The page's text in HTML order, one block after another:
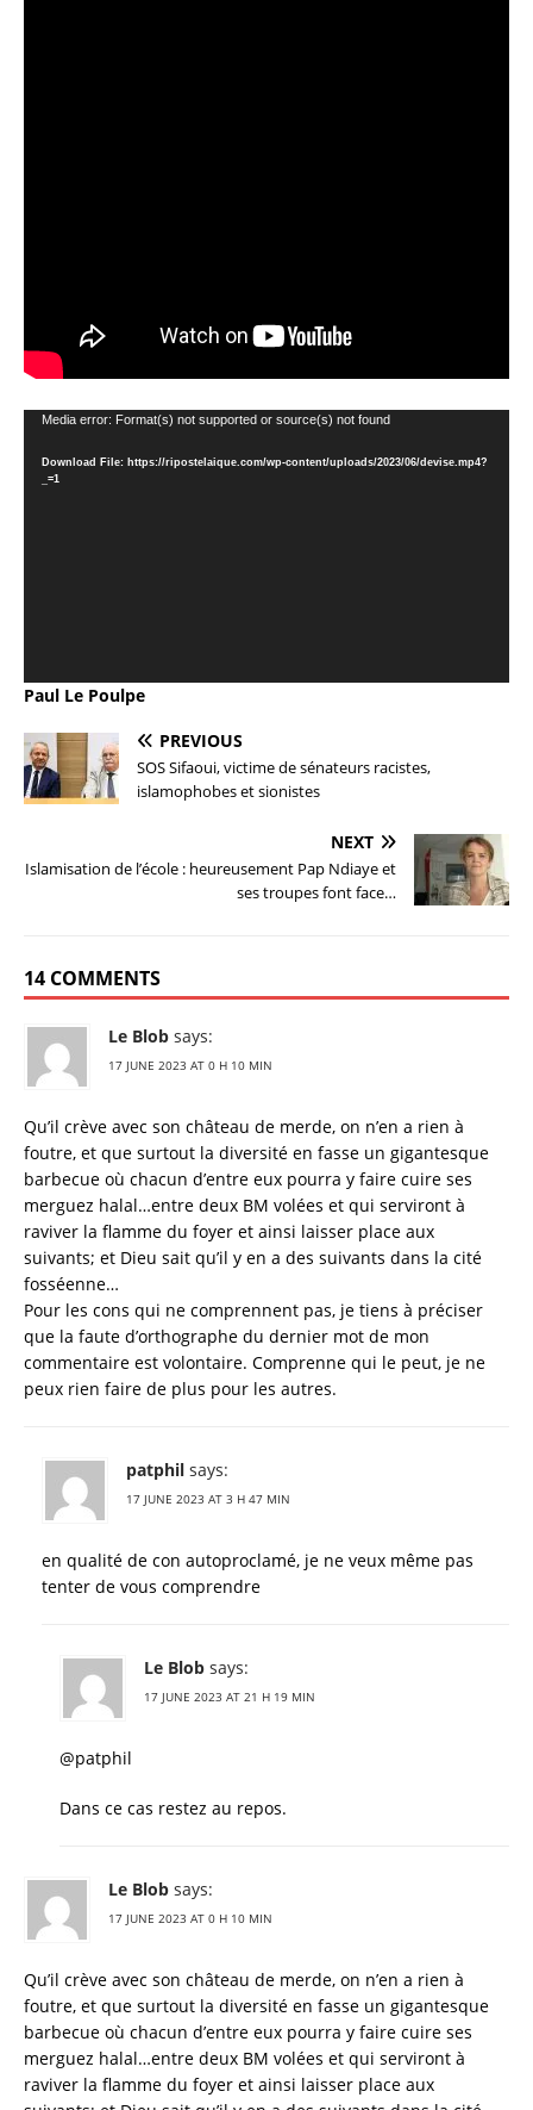
Video
Media error: Format(s) not supported or source(s) not found
Download File: https://ripostelaique.com/wp-content/uploads/2023/06/devise.mp4?
_=1
Paul Le Poulpe
PREVIOUS
SOS Sifaoui, victime de sénateurs racistes,
islamophobes et sionistes
NEXT
Islamisation de l’école : heureusement Pap Ndiaye et
ses troupes font face…
14 COMMENTS
Le Blob says:
17 JUNE 2023 AT 0 H 10 MIN
Qu’il crève avec son château de merde, on n’en a rien à
foutre, et que surtout la diversité en fasse un gigantesque
barbecue où chacun d’entre eux pourra y faire cuire ses
merguez halal…entre deux BM volées et qui serviront à
raviver la flamme du foyer et ainsi laisser place aux
suivants; et Dieu sait qu’il y en a des suivants dans la cité
fosséenne…
Pour les cons qui ne comprennent pas, je tiens à préciser
que la faute d’orthographe du dernier mot de mon
commentaire est volontaire. Comprenne qui le peut, je ne
peux rien faire de plus pour les autres.
patphil says:
17 JUNE 2023 AT 3 H 47 MIN
en qualité de con autoproclamé, je ne veux même pas
tenter de vous comprendre
Le Blob says:
17 JUNE 2023 AT 21 H 19 MIN
@patphil
Dans ce cas restez au repos.
Le Blob says:
17 JUNE 2023 AT 0 H 10 MIN
Qu’il crève avec son château de merde, on n’en a rien à
foutre, et que surtout la diversité en fasse un gigantesque
barbecue où chacun d’entre eux pourra y faire cuire ses
merguez halal…entre deux BM volées et qui serviront à
raviver la flamme du foyer et ainsi laisser place aux